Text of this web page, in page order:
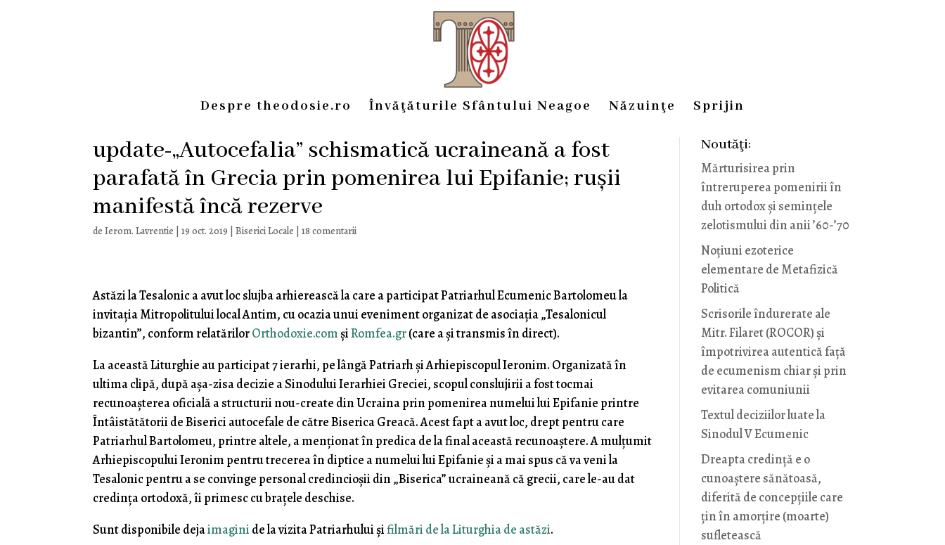
Despre theodosie.ro Învăţăturile Sfântului Neagoe Năzuinţe Sprijin
update-„Autocefalia” schismatică ucraineană a fost
parafată în Grecia prin pomenirea lui Epifanie; rușii
manifestă încă rezerve
de Ierom. Lavrentie 19 oct. 2019 Biserici Locale 18 comentarii
Astăzi la Tesalonic a avut loc slujba arhierească la care a participat Patriarhul Ecumenic Bartolomeu la
invitația Mitropolitului local Antim, cu ocazia unui eveniment organizat de asociația „Tesalonicul
bizantin”, conform relatărilorOrthodoxie.comșiRomfea.gr(care a și transmis în direct).
La această Liturghie au participat 7 ierarhi, pe lângă Patriarh și Arhiepiscopul Ieronim. Organizată în
ultima clipă, după așa-zisa decizie a Sinodului Ierarhiei Greciei, scopul conslujirii a fost tocmai
recunoașterea oficială a structurii nou-create din Ucraina prin pomenirea numelui lui Epifanie printre
Întâistătătorii de Biserici autocefale de către Biserica Greacă. Acest fapt a avut loc, drept pentru care
Patriarhul Bartolomeu, printre altele, a menționat în predica de la final această recunoaștere. A mulțumit
Arhiepiscopului Ieronim pentru trecerea în diptice a numelui lui Epifanie și a mai spus că va veni la
Tesalonic pentru a se convinge personal credincioșii din „Biserica” ucraineană că grecii, care le-au dat
credința ortodoxă, îi primesc cu brațele deschise.
Sunt disponibile dejaimagini de la vizita Patriarhului șifilmări de la Liturghia de astăzi.
Noutăţi:
Mărturisirea prin
întreruperea pomenirii în
duh ortodox și semințele
zelotismului din anii ’60-’70
Noţiuni ezoterice
elementare de Metafizică
Politică
Scrisorile îndurerate ale
Mitr. Filaret (ROCOR) și
împotrivirea autentică față
de ecumenism chiar și prin
evitarea comuniunii
Textul deciziilor luate la
Sinodul V Ecumenic
Dreapta credință e o
cunoaștere sănătoasă,
diferită de concepțiile care
țin în amorțire (moarte)
sufletească